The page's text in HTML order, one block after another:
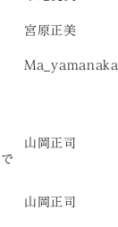
宮原正美
Ma_yamanaka
山岡正司
山岡正司